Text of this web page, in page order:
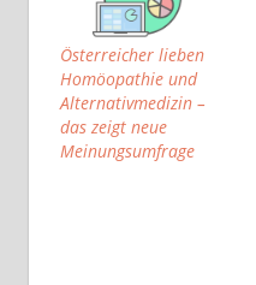
Österreicher lieben
Homöopathie und
Alternativmedizin –
das zeigt neue
Meinungsumfrage